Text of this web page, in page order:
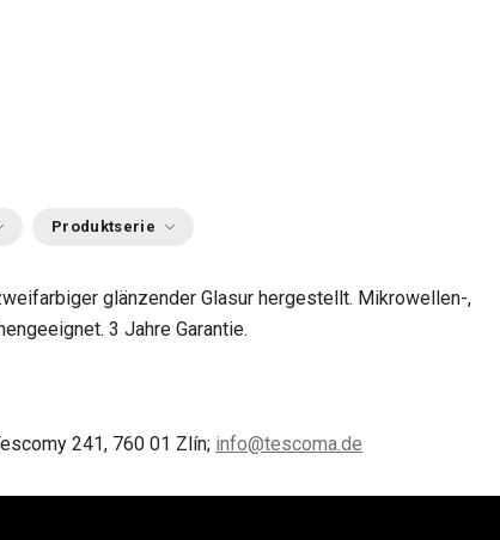
Produktserie
glänzender Glasur hergestellt. Mikrowellen-,
3 Jahre Garantie.
241, 760 01 Zlín; info@tescoma.de